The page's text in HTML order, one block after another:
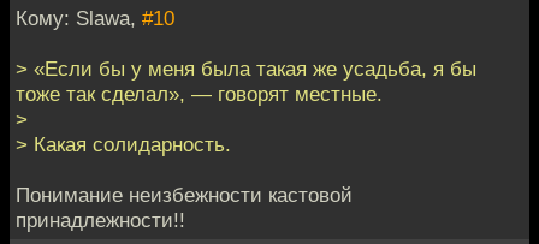
Кому: Slawa, #10
> «Если бы у меня была такая же усадьба, я бы
тоже так сделал», — говорят местные.
>
> Какая солидарность.
Понимание неизбежности кастовой
принадлежности!!